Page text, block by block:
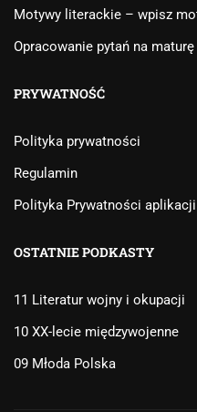
Motywy literackie – wpisz
Opracowanie pytań na
PRYWATNOŚĆ
Polityka prywatności
Regulamin
Polityka Prywatności aplikacji
OSTATNIE PODKASTY
11 Literatur wojny i okupacji
10 XX-lecie międzywojenne
09 Młoda Polska